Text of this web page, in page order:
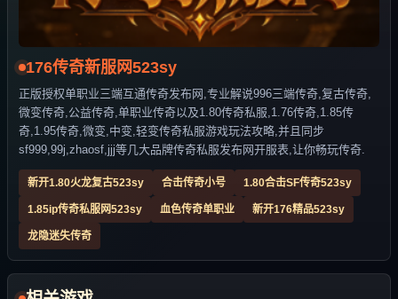
176传奇新服网523sy
正版授权单职业三端互通传奇发布网,专业解说996三端传奇,复古传奇,
微变传奇,公益传奇,单职业传奇以及1.80传奇私服,1.76传奇,1.85传
奇,1.95传奇,微变,中变,轻变传奇私服游戏玩法攻略,并且同步
sf999,99j,zhaosf,jjj等几大品牌传奇私服发布网开服表,让你畅玩传奇.
新开1.80火龙复古523sy 合击传奇小号 1.80合击SF传奇523sy
1.85ip传奇私服网523sy 血色传奇单职业 新开176精品523sy
龙隐迷失传奇